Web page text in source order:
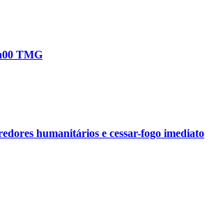
TMG
humanitários e cessar-fogo imediato